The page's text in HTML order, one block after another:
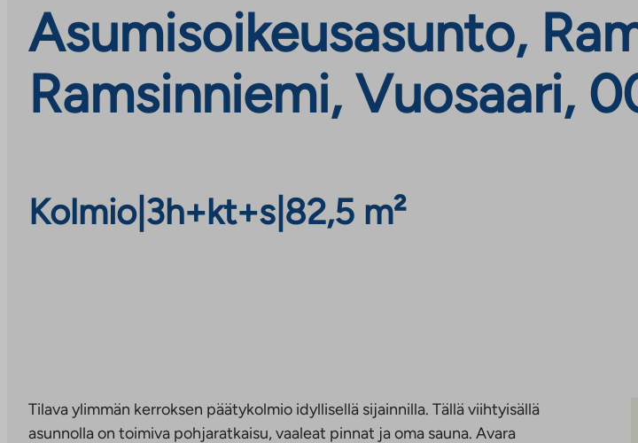
Asumisoikeusasunto,
Ramsinniemi, Vuosaari,
Kolmio| 3h+kt+s 82,5 m²
Tilava ylimmän kerroksen päätykolmio idyllisellä sijainnilla. Tällä viihtyisällä
asunnolla on toimiva pohjaratkaisu, vaaleat pinnat ja oma sauna. Avara